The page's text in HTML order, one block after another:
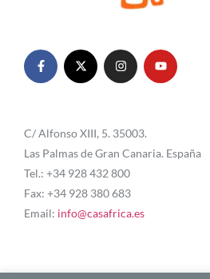
C/ Alfonso XIII, 5. 35003.
Las Palmas de Gran Canaria. España
Tel.: +34 928 432 800
Fax: +34 928 380 683
Email: info@casafrica.es